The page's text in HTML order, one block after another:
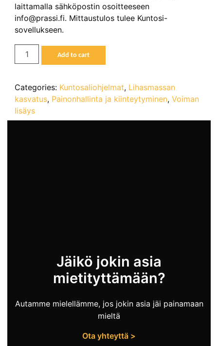
laittamalla sähköpostin osoitteeseen
info@prassi.fi. Mittaustulos tulee Kuntosi-
sovellukseen.
NAISTEN
2-
saliohjelma
+
kehonkoostumusmittaus
quantity
Add to cart
Categories: Kuntosaliohjelmat, Lihasmassan
kasvatus, Painonhallinta ja kiinteytyminen, Voiman
lisäys
Jäikö jokin asia
mietityttämään?
Autamme mielellämme, jos jokin asia jäi painamaan
mieltä
Ota yhteyttä >